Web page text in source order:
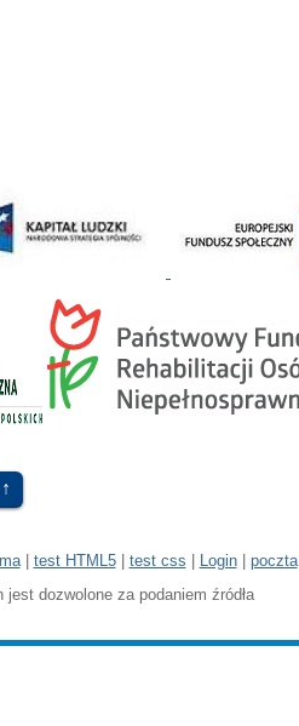
| test HTML5| test css Login| poczta|
dozwolone za podaniem źródła